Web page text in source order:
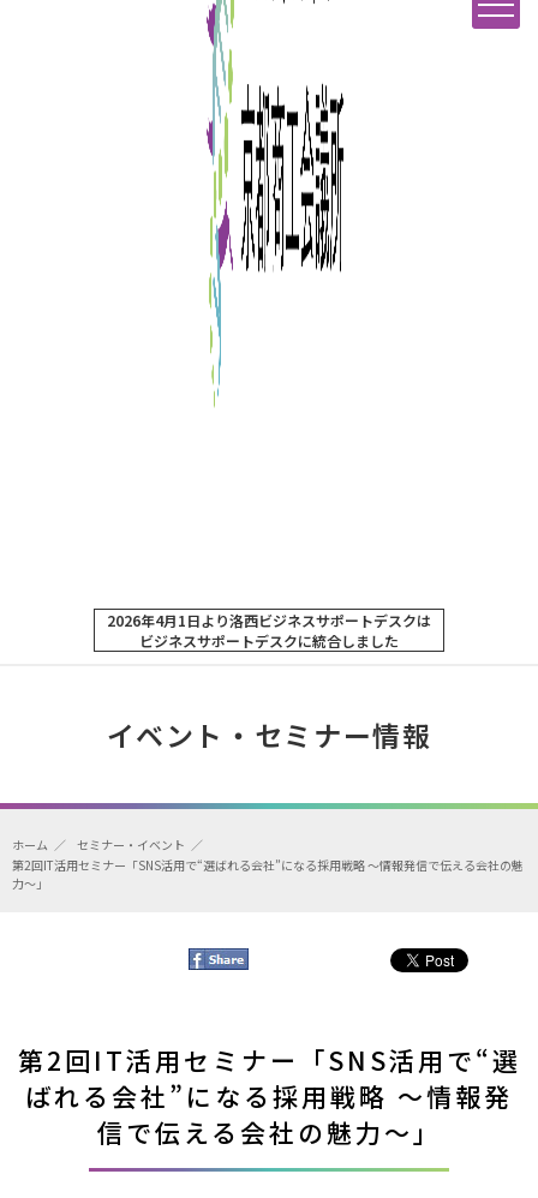
2026年4月1日より洛西ビジネスサポートデスクは
ビジネスサポートデスクに統合しました
イベント・セミナー情報
ホーム
セミナー・イベント
第2回IT活用セミナー「SNS活用で“選ばれる会社”になる採用戦略 ～情報発信で伝える会社の魅
力～」
第2回IT活用セミナー「SNS活用で“選
ばれる会社”になる採用戦略 ～情報発
信で伝える会社の魅力～」